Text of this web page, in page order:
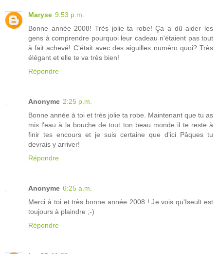
Maryse 9:53 p.m.
Bonne année 2008! Très jolie ta robe! Ça a dû aider les
gens à comprendre pourquoi leur cadeau n'étaient pas tout
à fait achevé! C'était avec des aiguilles numéro quoi? Très
élégant et elle te va très bien!
Répondre
Anonyme 2:25 p.m.
Bonne année à toi et très jolie ta robe. Maintenant que tu as
mis l'eau à la bouche de tout ton beau monde il te reste à
finir tes encours et je suis certaine que d'ici Pâques tu
devrais y arriver!
Répondre
Anonyme 6:25 a.m.
Merci à toi et très bonne année 2008 ! Je vois qu'Iseult est
toujours à plaindre ;-)
Répondre